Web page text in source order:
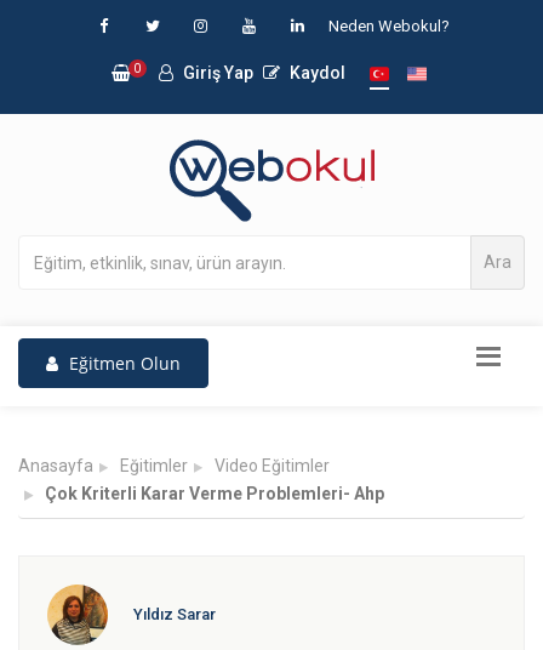
Neden Webokul?
0 Giriş Yap Kaydol
Ara
Eğitmen Olun
Anasayfa Eğitimler
Video Eğitimler
Çok Kriterli Karar Verme Problemleri- Ahp
Yıldız Sarar